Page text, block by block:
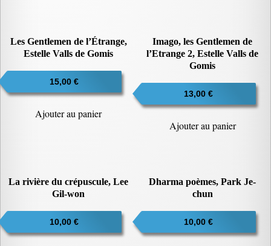
Les Gentlemen de l’Étrange,
Estelle Valls de Gomis
15,00 €
Ajouter au panier
Imago, les Gentlemen de
l’Etrange 2, Estelle Valls de
Gomis
13,00 €
Ajouter au panier
La rivière du crépuscule, Lee
Gil-won
10,00 €
Dharma poèmes, Park Je-
chun
10,00 €